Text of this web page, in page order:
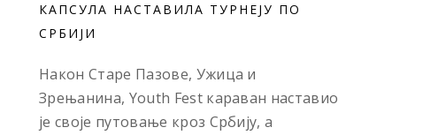
КАПСУЛА НАСТАВИЛА ТУРНЕЈУ ПО
СРБИЈИ
Након Старе Пазове, Ужица и
Зрењанина, Youth Fest караван наставио
је своје путовање кроз Србију, а